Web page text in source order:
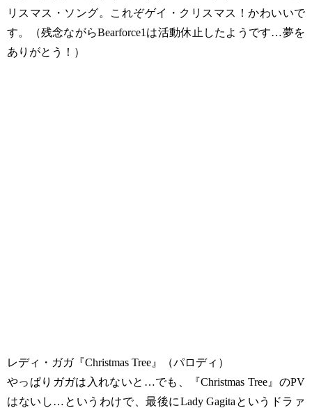
リスマス・ソング。これぞゲイ・クリスマス！かわいいで
す。（残念ながらBearforce1は活動休止したようです…夢を
ありがとう！）
レディ・ガガ『Christmas Tree』（パロディ）
やっぱりガガは入れないと…でも、『Christmas Tree』のPV
はないし…というわけで、最後にLady Gagitaというドラァ